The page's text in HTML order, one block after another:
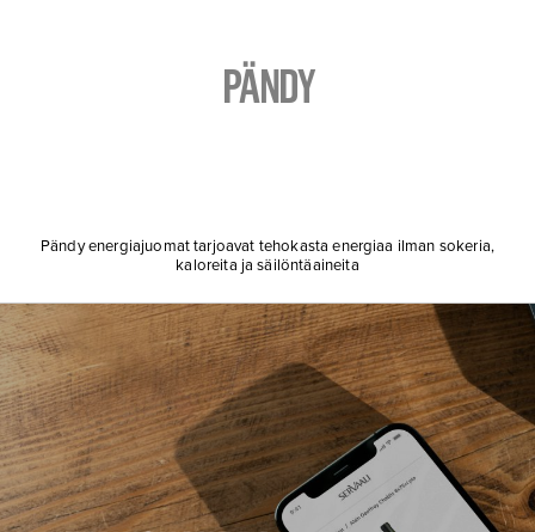
PÄNDY
Pändy energiajuomat tarjoavat tehokasta energiaa ilman sokeria,
kaloreita ja säilöntäaineita